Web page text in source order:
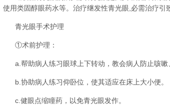
使用类固醇眼药水等。治疗继发性青光眼,必需治疗引
青光眼手术护理
①术前护理：
a.帮助病人练习眼球上下转动，教会病人防止咳嗽
b.协助病人练习仰卧位，使其适应在床上大小便。
c.健眼点缩瞳药，以免青光眼发作。